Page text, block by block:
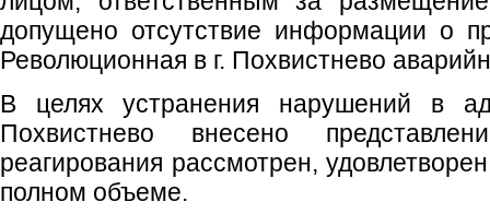
допущено отсутствие информации о
Революционная в г. Похвистнево
В целях устранения нарушений в
Похвистнево внесено
реагирования рассмотрен,
полном объеме.